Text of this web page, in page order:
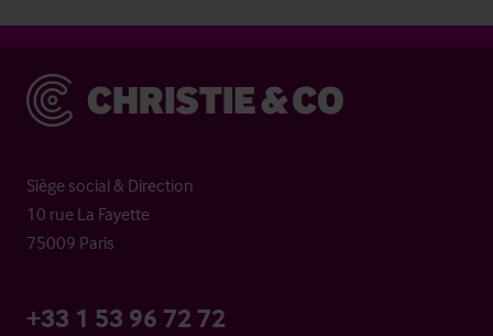
Christie & Co
Siège social & Direction
10 rue La Fayette
75009 Paris
+33 1 53 96 72 72